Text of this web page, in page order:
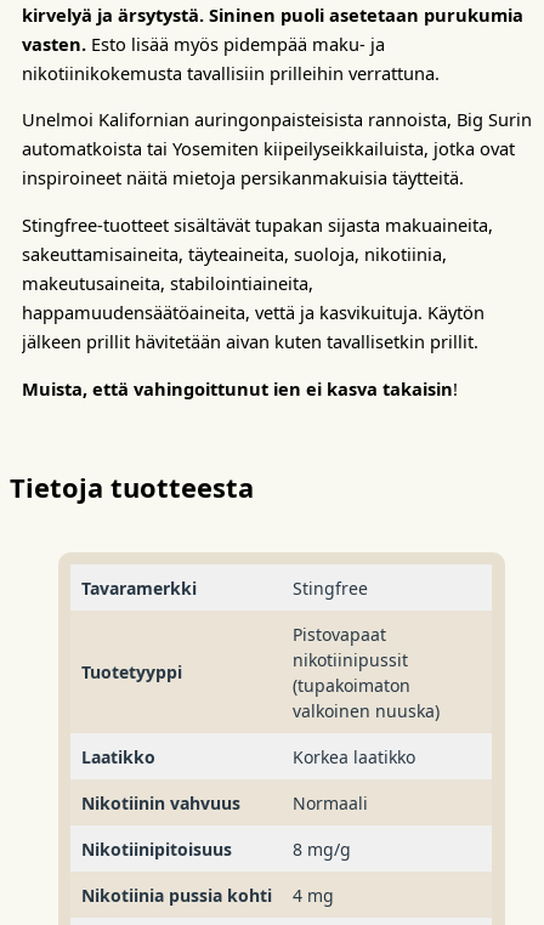
kirvelyä ja ärsytystä. Sininen puoli asetetaan purukumia
vasten. Esto lisää myös pidempää maku- ja
nikotiinikokemusta tavallisiin prilleihin verrattuna.
Unelmoi Kalifornian auringonpaisteisista rannoista, Big Surin
automatkoista tai Yosemiten kiipeilyseikkailuista, jotka ovat
inspiroineet näitä mietoja persikanmakuisia täytteitä.
Stingfree-tuotteet sisältävät tupakan sijasta makuaineita,
sakeuttamisaineita, täyteaineita, suoloja, nikotiinia,
makeutusaineita, stabilointiaineita,
happamuudensäätöaineita, vettä ja kasvikuituja. Käytön
jälkeen prillit hävitetään aivan kuten tavallisetkin prillit.
Muista, että vahingoittunut ien ei kasva takaisin!
Tietoja tuotteesta
Tavaramerkki Stingfree
Tuotetyyppi
Pistovapaat
nikotiinipussit
(tupakoimaton
valkoinen nuuska)
Laatikko
Korkea laatikko
Nikotiinin vahvuus
Normaali
Nikotiinipitoisuus
8 mg/g
Nikotiinia pussia kohti
4 mg